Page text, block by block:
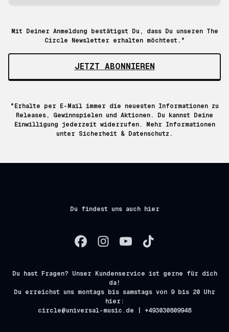
Mit Deiner Anmeldung bestätigst Du, dass Du unseren The
Circle Newsletter erhalten möchtest.*
JETZT ABONNIEREN
*Erhalte per E-Mail immer die neuesten Informationen zu
Releases, Gewinnspielen und Aktionen. Du kannst Deine
Einwilligung jederzeit widerrufen. Mehr Informationen
unter Sicherheit & Datenschutz.
Du findest uns auch hier
Du hast Fragen? Unser Kundenservice ist gerne für dich
da!
Du erreichst uns montags bis samstags von 9 bis 20 Uhr
hier:
circle@universal-music.de | +493030809948